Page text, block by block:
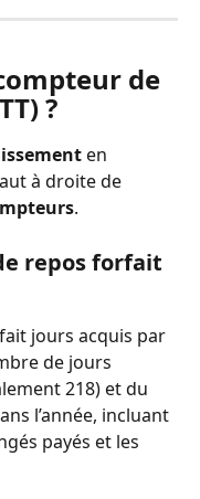
de
?
en
à droite de
.
repos forfait
jours acquis par
de jours
218) et du
l’année, incluant
payés et les